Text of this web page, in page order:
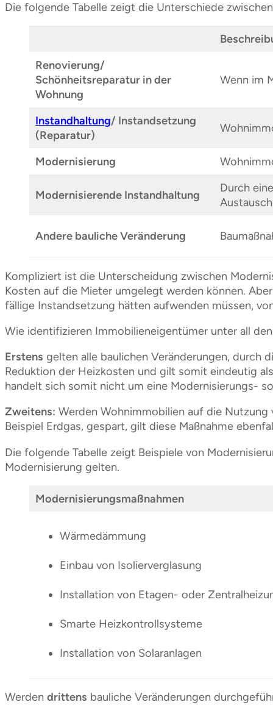
Die folgende Tabelle zeigt die Unterschiede
Renovierung/
Schönheitsreparatur in der
Wohnung
Wenn im
Instandhaltung/ Instandsetzung
(Reparatur)
Modernisierung
Modernisierende Instandhaltung
Durch
Andere bauliche Veränderung
Kompliziert ist die Unterscheidung zwischen
Kosten auf die Mieter umgelegt werden können.
fällige Instandsetzung hätten aufwenden müssen,
Wie identifizieren Immobilieneigentümer unter all
Erstens gelten alle baulichen Veränderungen, durch
Reduktion der Heizkosten und gilt somit eindeutig
handelt sich somit nicht um eine Modernisierungs-
Zweitens: Werden Wohnimmobilien auf die Nutzung
Beispiel Erdgas, gespart, gilt diese Maßnahme
Die folgende Tabelle zeigt Beispiele von
Modernisierung gelten.
Modernisierungsmaßnahmen
Wärmedämmung
Einbau von Isolierverglasung
Installation von Etagen- oder
Smarte Heizkontrollsysteme
Installation von Solaranlagen
Werden drittens bauliche Veränderungen